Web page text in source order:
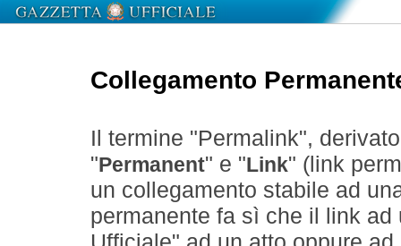
Collegamento
Il termine "Permalink",
" Permanent" e " Link" (link
un collegamento stabile ad
permanente fa sì che il link